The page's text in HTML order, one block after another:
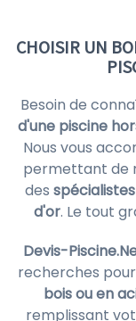
CHOISIR UN
Besoin de
d'une piscine
Nous vous
permettant de
des
d'or. Le tout
Devis-
recherches
bois ou en
remplissant